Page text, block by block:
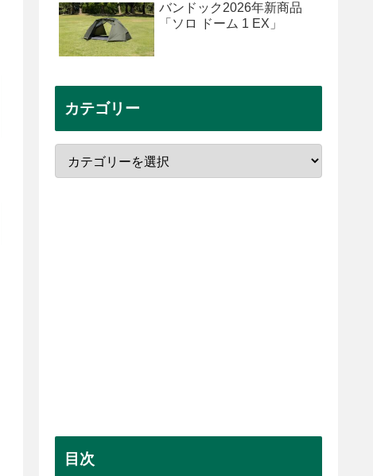
バンドック2026年新商品
「ソロ ドーム 1 EX」
カテゴリー
目次